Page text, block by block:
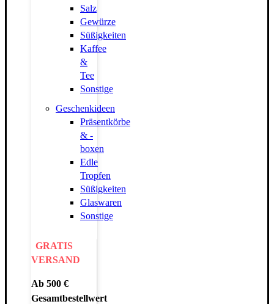
Salz
Gewürze
Süßigkeiten
Kaffee
&
Tee
Sonstige
Geschenkideen
Präsentkörbe
& -
boxen
Edle
Tropfen
Süßigkeiten
Glaswaren
Sonstige
GRATIS
VERSAND
Ab 500 €
Gesamtbestellwert